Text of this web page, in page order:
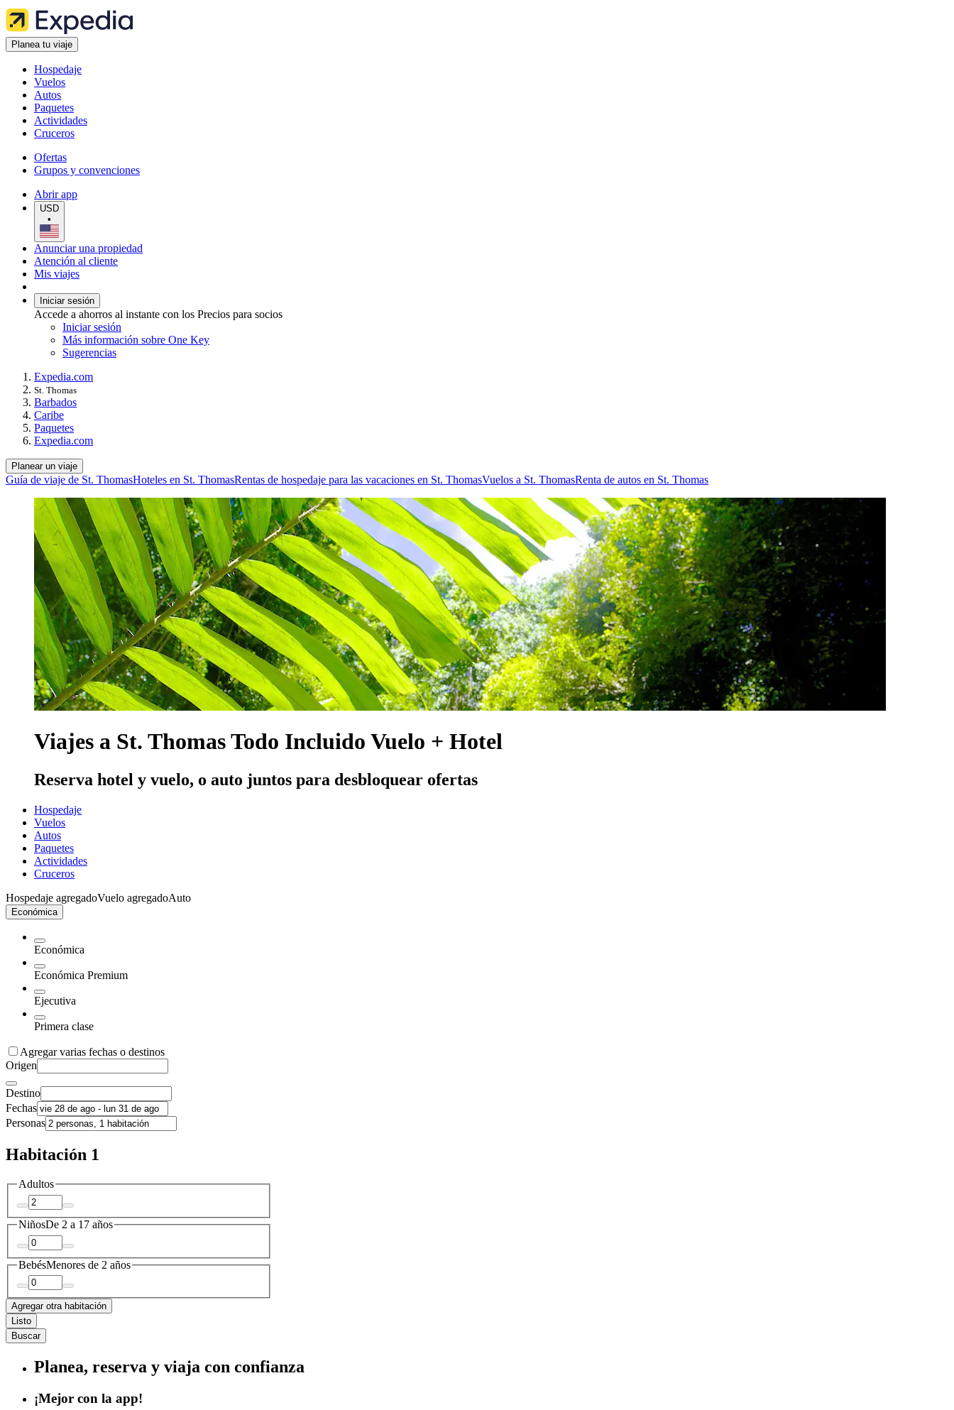
Planea tu viaje
Hospedaje
Vuelos
Autos
Paquetes
Actividades
Cruceros
Ofertas
Grupos y convenciones
Abrir app
USD
•
Anunciar una propiedad
Atención al cliente
Mis viajes
Iniciar sesión
Accede a ahorros al instante con los Precios para socios
Iniciar sesión
Más información sobre One Key
Sugerencias
Expedia.com
St. Thomas
Barbados
Caribe
Paquetes
Expedia.com
Planear un viaje
Guía de viaje de St. ThomasHoteles en St. ThomasRentas de hospedaje para las vacaciones en St. ThomasVuelos a St. ThomasRenta de autos en St. Thomas
Viajes a St. Thomas Todo Incluido Vuelo + Hotel
Reserva hotel y vuelo, o auto juntos para desbloquear ofertas
Hospedaje
Vuelos
Autos
Paquetes
Actividades
Cruceros
Hospedaje agregadoVuelo agregadoAuto
Económica
Económica
Económica Premium
Ejecutiva
Primera clase
Agregar varias fechas o destinos
Origen
Destino
Fechas
Personas
Habitación 1
Adultos
NiñosDe 2 a 17 años
BebésMenores de 2 años
Agregar otra habitación
Listo
Buscar
Planea, reserva y viaja con confianza
¡Mejor con la app!